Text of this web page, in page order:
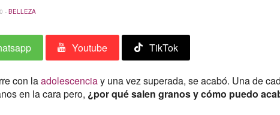
-BELLEZA
Youtube TikTok
con laadolescenciay una vez superada, se acabó. Una de
en la cara pero, ¿por qué salen granos y cómo puedo